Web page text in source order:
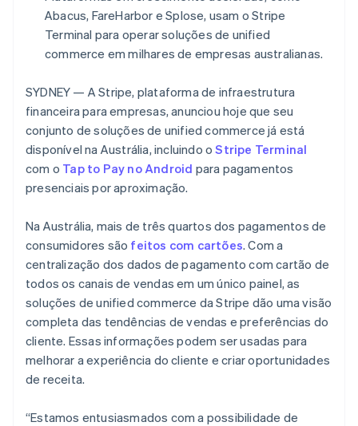
Veja o que está chegando
Radar
Prevenção de fraudes
Incorporação de startups
Climate
Remoção de carbono
Identity
Verificação de identidade
Stripe Sessions 2026
Veja como a Stripe está construindo a infraestrutura
Assista agora
Ecossistema
Stripe App Marketplace
Abacus, FareHarbor e Splose, usam o Stripe
Terminal para operar soluções de unified
commerce em milhares de empresas australianas.
SYDNEY — A Stripe, plataforma de infraestrutura
financeira para empresas, anunciou hoje que seu
conjunto de soluções de unified commerce já está
disponível na Austrália, incluindo oStripe Terminal
com o Tap to Pay no Android para pagamentos
presenciais por aproximação.
Na Austrália, mais de três quartos dos pagamentos de
consumidores são feitos com cartões. Com a
centralização dos dados de pagamento com cartão de
todos os canais de vendas em um único painel, as
soluções de unified commerce da Stripe dão uma visão
completa das tendências de vendas e preferências do
cliente. Essas informações podem ser usadas para
melhorar a experiência do cliente e criar oportunidades
de receita.
“Estamos entusiasmados com a possibilidade de